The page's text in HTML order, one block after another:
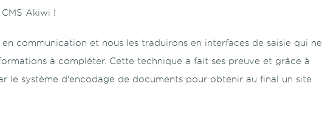
Akiwi !
communication et nous les traduirons en interfaces de saisie qui ne
à compléter. Cette technique a fait ses preuve et grâce à
le système d'encodage de documents pour obtenir au final un site